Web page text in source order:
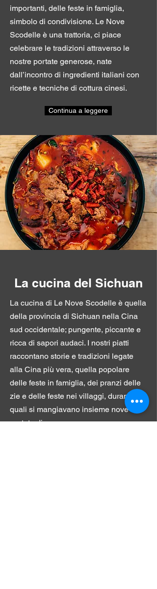
importanti, delle feste in famiglia,
simbolo di condivisione. Le Nove
Scodelle è una trattoria, ci piace
celebrare le tradizioni attraverso le
nostre portate generose, nate
dall’incontro di ingredienti italiani con
ricette e tecniche di cottura cinesi.
Continua a leggere
La cucina del Sichuan
La cucina di Le Nove Scodelle è quella
della provincia di Sichuan nella Cina
sud occidentale; pungente, piccante e
ricca di sapori audaci. I nostri piatti
raccontano storie e tradizioni legate
alla Cina più vera, quella popolare
delle feste in famiglia, dei pranzi delle
zie e delle feste nei villaggi, durante le
quali si mangiavano insieme nove
portate diverse.